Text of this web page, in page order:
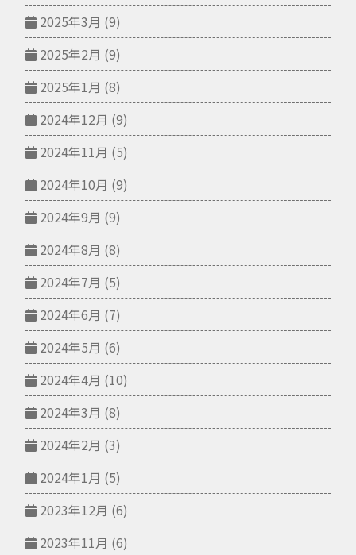
2025年3月 (9)
2025年2月 (9)
2025年1月 (8)
2024年12月 (9)
2024年11月 (5)
2024年10月 (9)
2024年9月 (9)
2024年8月 (8)
2024年7月 (5)
2024年6月 (7)
2024年5月 (6)
2024年4月 (10)
2024年3月 (8)
2024年2月 (3)
2024年1月 (5)
2023年12月 (6)
2023年11月 (6)